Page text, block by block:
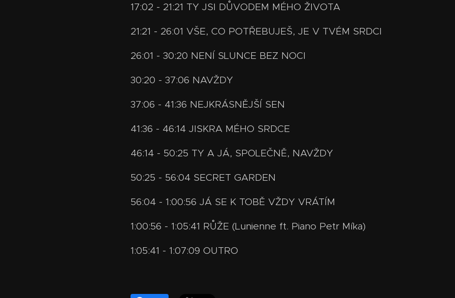
17:02 - 21:21 TY JSI DŮVODEM MÉHO ŽIVOTA
21:21 - 26:01 VŠE, CO POTŘEBUJEŠ, JE V TVÉM SRDCI
26:01 - 30:20 NENÍ SLUNCE BEZ NOCI
30:20 - 37:06 NAVŽDY
37:06 - 41:36 NEJKRÁSNĚJŠÍ SEN
41:36 - 46:14 JISKRA MÉHO SRDCE
46:14 - 50:25 TY A JÁ, SPOLEČNĚ, NAVŽDY
50:25 - 56:04 SECRET GARDEN
56:04 - 1:00:56 JÁ SE K TOBĚ VŽDY VRÁTÍM
1:00:56 - 1:05:41 RŮŽE (Lunienne ft. Piano Petr Míka)
1:05:41 - 1:07:09 OUTRO